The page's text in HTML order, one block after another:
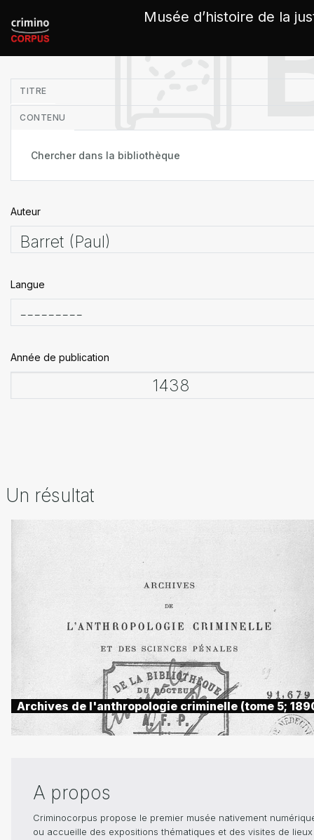
Musée d’histoire de la
TITRE
CONTENU
Auteur
Langue
Année de publication
Un résultat
Archives de l'anthropologie criminelle (tome 5;
A propos
Criminocorpus propose le premier musée nativement
ou accueille des expositions thématiques et des visites de
Panneau de gestion des cookies